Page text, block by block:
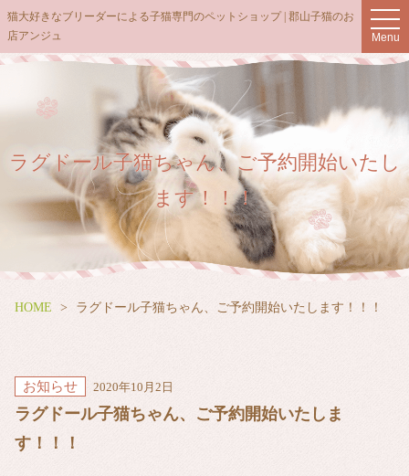
t
o
g
g
a
v
g
a
t
o
Menu
猫大好きなブリーダーによる子猫専門のペットショップ | 郡山子猫のお
店アンジュ
ラグドール子猫ちゃん、ご予約開始いたし
ます！！！
HOME ラグドール子猫ちゃん、ご予約開始いたします！！！
お知らせ 2020年10月2日
ラグドール子猫ちゃん、ご予約開始いたしま
す！！！